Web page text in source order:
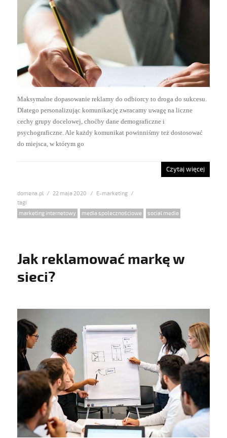
Maksymalne dopasowanie reklamy do odbiorcy to droga do sukcesu.
Dlatego personalizując komunikację zwracamy uwagę na liczne
cechy grupy docelowej, choćby dane demograficzne i
psychograficzne. Ale każdy komunikat powinniśmy też dostosować
do miejsca, w którym go
Czytaj więcej
domena.pl
Posted
22 maja 2020 Categories
E-marketing
Tags
marketing internetowy media społecznościowe social media
Jak reklamować markę w
sieci?